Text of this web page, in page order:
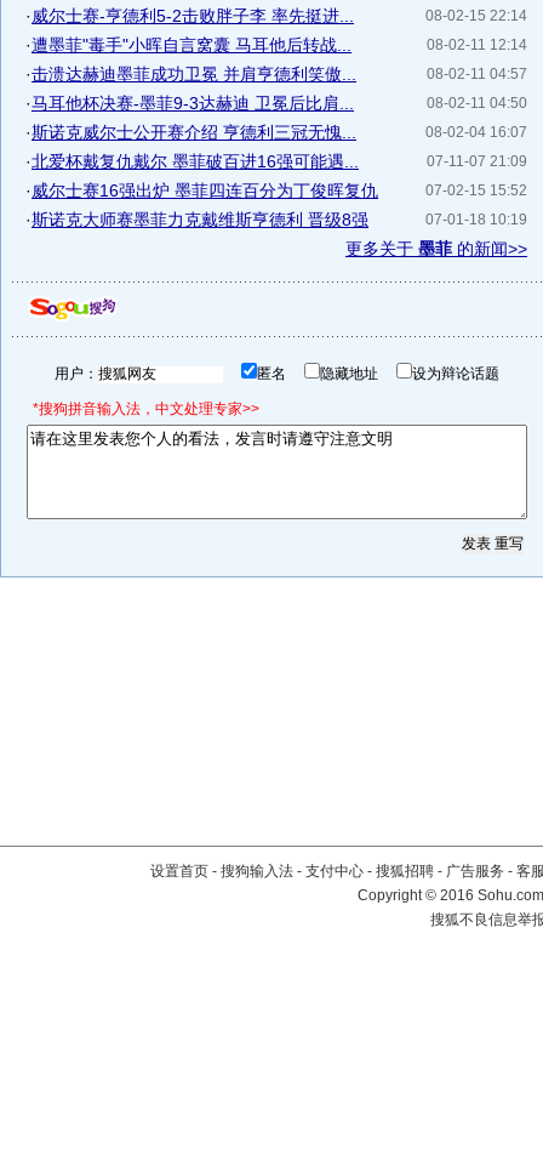
08-02-15 22:14
· 威尔士赛-亨德利5-2击败胖子李 率先挺进...
08-02-11 12:14
·遭墨菲"毒手"小晖自言窝囊 马耳他后转战...
08-02-11 04:57
·击溃达赫迪墨菲成功卫冕 并肩亨德利笑傲...
08-02-11 04:50
·马耳他杯决赛-墨菲9-3达赫迪 卫冕后比肩...
08-02-04 16:07
·斯诺克威尔士公开赛介绍 亨德利三冠无愧...
07-11-07 21:09
·北爱杯戴复仇戴尔 墨菲破百进16强可能遇...
07-02-15 15:52
· 威尔士赛16强出炉 墨菲四连百分为丁俊晖复仇
07-01-18 10:19
·斯诺克大师赛墨菲力克戴维斯亨德利 晋级8强
更多关于 墨菲 的新闻>>
用户： 匿名 隐藏地址 设为辩论话题
*搜狗拼音输入法，中文处理专家>>
设置首页 - 搜狗输入法 - 支付中心 - 搜狐招聘 - 广告服务 - 客
Copyright©2016
搜狐不良信息举